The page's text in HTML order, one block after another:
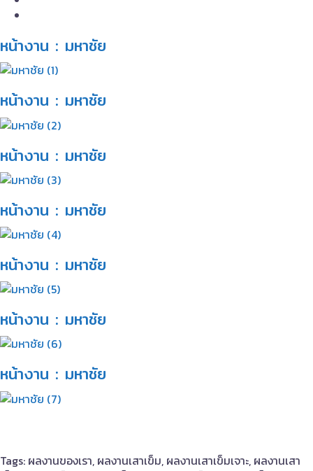
หน้างาน : มหาชัย​
หน้างาน : มหาชัย​
หน้างาน : มหาชัย​
หน้างาน : มหาชัย​
หน้างาน : มหาชัย​
หน้างาน : มหาชัย​
หน้างาน : มหาชัย​
Tags: ผลงานของเรา, ผลงานเสาเข็ม, ผลงานเสาเข็มเจาะ, ผลงานเสา